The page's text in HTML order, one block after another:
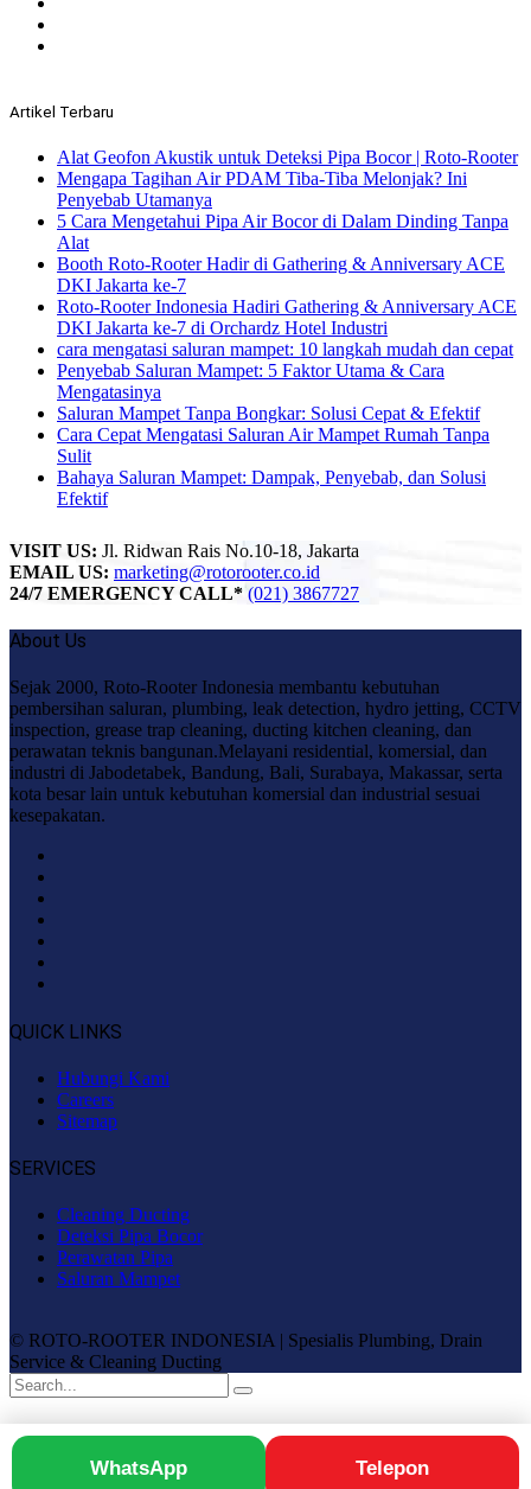
Artikel Terbaru
Alat Geofon Akustik untuk Deteksi Pipa Bocor | Roto-Rooter
Mengapa Tagihan Air PDAM Tiba-Tiba Melonjak? Ini
Penyebab Utamanya
5 Cara Mengetahui Pipa Air Bocor di Dalam Dinding Tanpa
Alat
Booth Roto-Rooter Hadir di Gathering & Anniversary ACE
DKI Jakarta ke-7
Roto-Rooter Indonesia Hadiri Gathering & Anniversary ACE
DKI Jakarta ke-7 di Orchardz Hotel Industri
cara mengatasi saluran mampet: 10 langkah mudah dan cepat
Penyebab Saluran Mampet: 5 Faktor Utama & Cara
Mengatasinya
Saluran Mampet Tanpa Bongkar: Solusi Cepat & Efektif
Cara Cepat Mengatasi Saluran Air Mampet Rumah Tanpa
Sulit
Bahaya Saluran Mampet: Dampak, Penyebab, dan Solusi
Efektif
VISIT US: Jl. Ridwan Rais No.10-18, Jakarta
EMAIL US: marketing@rotorooter.co.id
24/7 EMERGENCY CALL* (021) 3867727
About Us
Sejak 2000, Roto-Rooter Indonesia membantu kebutuhan
pembersihan saluran, plumbing, leak detection, hydro jetting, CCTV
inspection, grease trap cleaning, ducting kitchen cleaning, dan
perawatan teknis bangunan.Melayani residential, komersial, dan
industri di Jabodetabek, Bandung, Bali, Surabaya, Makassar, serta
kota besar lain untuk kebutuhan komersial dan industrial sesuai
kesepakatan.
QUICK LINKS
Hubungi Kami
Careers
Sitemap
SERVICES
Cleaning Ducting
Deteksi Pipa Bocor
Perawatan Pipa
Saluran Mampet
© ROTO-ROOTER INDONESIA | Spesialis Plumbing, Drain
Service & Cleaning Ducting
WhatsApp Telepon